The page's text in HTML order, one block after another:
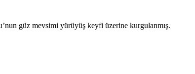
güz mevsimi yürüyüş keyfi üzerine kurgulanmış.